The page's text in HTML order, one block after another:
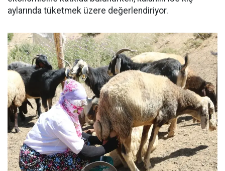
aylarında tüketmek üzere değerlendiriyor.